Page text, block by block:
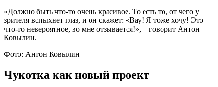
«Должно быть что-то очень красивое. То есть то, от чего у
зрителя вспыхнет глаз, и он скажет: «Вау! Я тоже хочу! Это
что-то невероятное, во мне отзывается!», – говорит Антон
Ковылин.
Фото: Антон Ковылин
Чукотка как новый проект